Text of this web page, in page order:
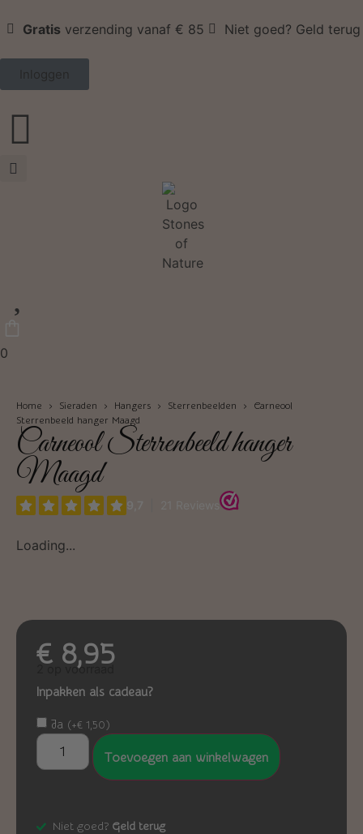
Gratis verzending vanaf € 85 Niet goed? Geld terug
Inloggen
0
Home › Sieraden › Hangers › Sterrenbeelden › Carneool
Sterrenbeeld hanger Maagd
Carneool Sterrenbeeld hanger
Maagd
Loading...
€8,95
2 op voorraad
Inpakken als cadeau?
Ja (+€ 1,50)
Toevoegen aan winkelwagen
Niet goed? Geld terug